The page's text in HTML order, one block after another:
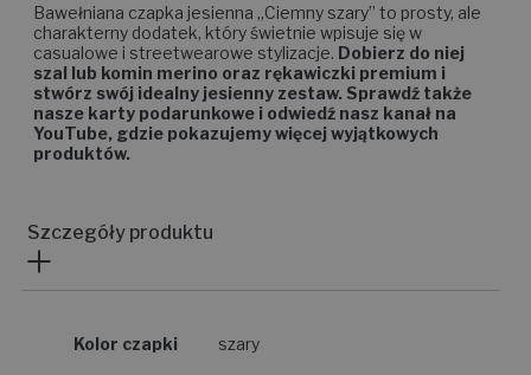
Bawełniana czapka jesienna „Ciemny szary” to prosty, ale
charakterny dodatek, który świetnie wpisuje się w
casualowe i streetwearowe stylizacje. Dobierz do niej
szal lub komin merino oraz rękawiczki premium i
stwórz swój idealny jesienny zestaw. Sprawdź także
nasze karty podarunkowe i odwiedź nasz kanał na
YouTube, gdzie pokazujemy więcej wyjątkowych
produktów.
Szczegóły produktu
Kolor czapki szary